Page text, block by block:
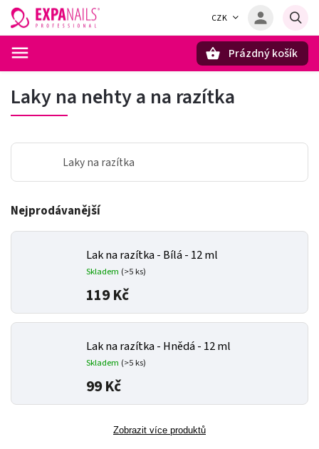
CZK
Prázdný košík
Laky na nehty a na razítka
Laky na razítka
Nejprodávanější
Lak na razítka - Bílá - 12 ml
Skladem (>5 ks)
119 Kč
Lak na razítka - Hnědá - 12 ml
Skladem (>5 ks)
99 Kč
Zobrazit více produktů